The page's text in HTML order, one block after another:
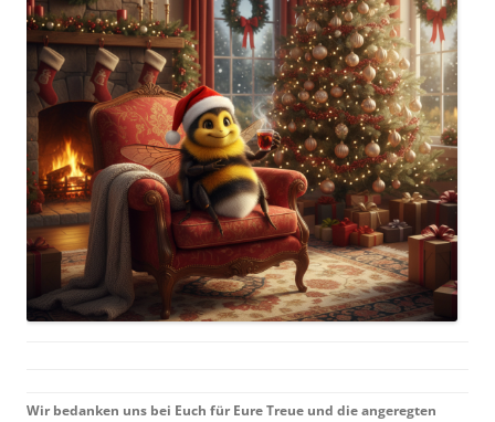
Wir bedanken uns bei Euch für Eure Treue und die angeregten